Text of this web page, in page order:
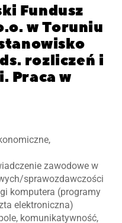
Fundusz
w Toruniu
rozliczeń i
Praca w
zawodowe w
sprawozdawczości
komputera (programy
elektroniczna)
komunikatywność,